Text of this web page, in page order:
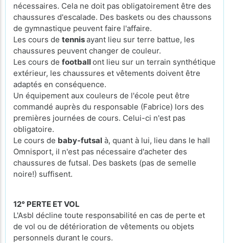
nécessaires. Cela ne doit pas obligatoirement être des
chaussures d'escalade. Des baskets ou des chaussons
de gymnastique peuvent faire l'affaire.
Les cours de tennisayant lieu sur terre battue, les
chaussures peuvent changer de couleur.
Les cours de footballont lieu sur un terrain synthétique
extérieur, les chaussures et vêtements doivent être
adaptés en conséquence.
Un équipement aux couleurs de l'école peut être
commandé auprès du responsable (Fabrice) lors des
premières journées de cours. Celui-ci n'est pas
obligatoire.
Le cours de baby-futsal à, quant à lui, lieu dans le hall
Omnisport, il n'est pas nécessaire d'acheter des
chaussures de futsal. Des baskets (pas de semelle
noire!) suffisent.
12° PERTE ET VOL
L'Asbl décline toute responsabilité en cas de perte et
de vol ou de détérioration de vêtements ou objets
personnels durant le cours.